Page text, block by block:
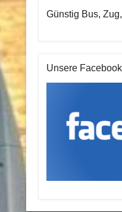
Günstig Bus,
Unsere